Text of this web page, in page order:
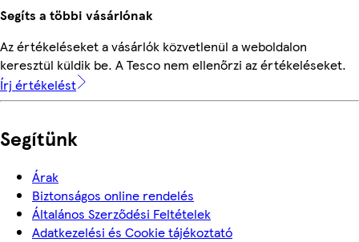
Segíts a többi vásárlónak
Az értékeléseket a vásárlók közvetlenül a weboldalon
keresztül küldik be. A Tesco nem ellenőrzi az értékeléseket.
Írj értékelést
Segítünk
Árak
Biztonságos online rendelés
Általános Szerződési Feltételek
Adatkezelési és Cookie tájékoztató